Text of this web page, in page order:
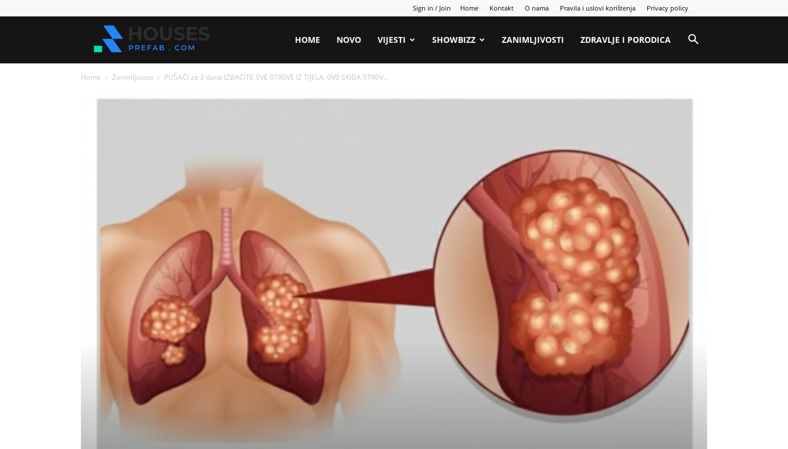
Sign in / Join Home Kontakt O nama Pravila i uslovi korištenja Privacy policy
HOME NOVO VIJESTI SHOWBIZZ ZANIMLJIVOSTI ZDRAVLJE I PORODICA
Home Zanimljivosti PUŠAČl za 3 dana lZBAClTE SVE 0TR0VE lZ TlJELA: 0V0 SKlDA 0TR0V...